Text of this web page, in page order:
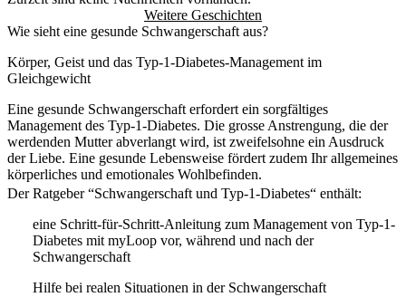
Weitere Geschichten
Wie sieht eine gesunde Schwangerschaft aus?
Körper, Geist und das Typ-1-Diabetes-Management im
Gleichgewicht
Eine gesunde Schwangerschaft erfordert ein sorgfältiges
Management des Typ-1-Diabetes. Die grosse Anstrengung, die der
werdenden Mutter abverlangt wird, ist zweifelsohne ein Ausdruck
der Liebe. Eine gesunde Lebensweise fördert zudem Ihr allgemeines
körperliches und emotionales Wohlbefinden.
Der Ratgeber “Schwangerschaft und Typ-1-Diabetes“ enthält:
eine Schritt-für-Schritt-Anleitung zum Management von Typ-1-
Diabetes mit myLoop vor, während und nach der
Schwangerschaft
Hilfe bei realen Situationen in der Schwangerschaft